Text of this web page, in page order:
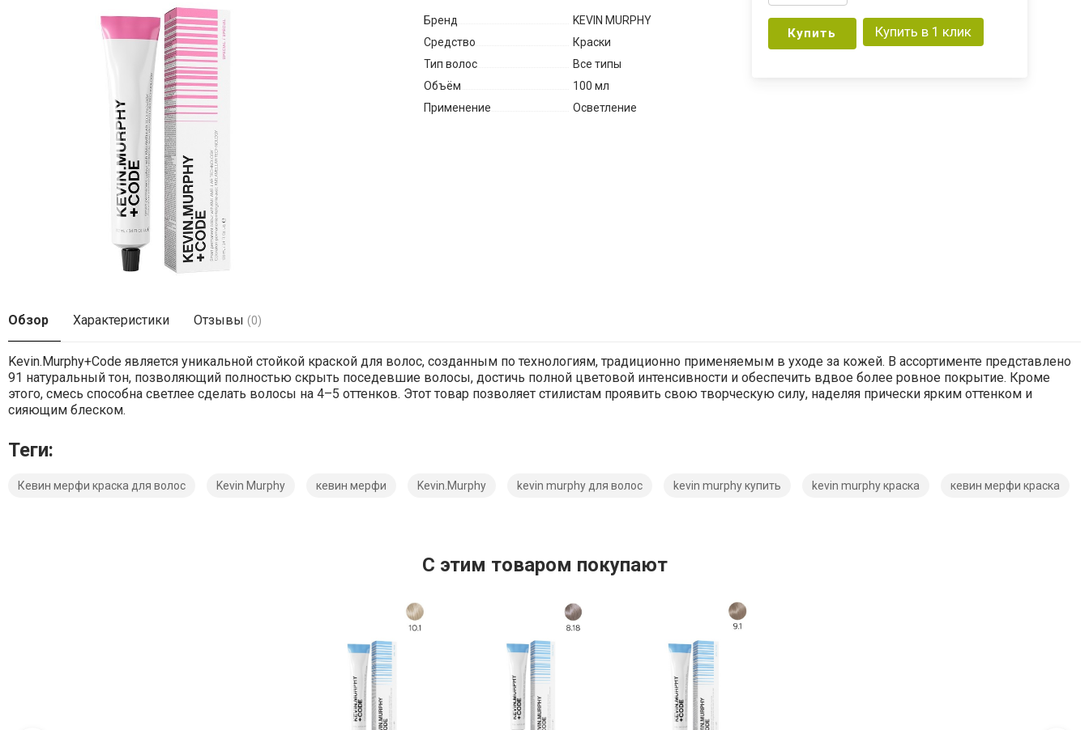
Бренд
KEVIN MURPHY
Средство
Краски
Тип волос
Все типы
Объём
100 мл
Применение
Осветление
Купить Купить в 1 клик
Обзор Характеристики Отзывы (0)
Kevin.Murphy+Code является уникальной стойкой краскойдля волос, созданным по технологиям, традиционно применяемымв уходе за кожей. В ассортименте представлено
91 натуральный тон, позволяющий полностью скрыть поседевшие волосы, достичь полной цветовой интенсивностии обеспечить вдвое более ровное покрытие. Кроме
этого, смесь способна светлее сделать волосы на 4–5 оттенков. Этот товар позволяет стилистам проявить свою творческую силу, наделяя прически ярким оттенкоми
сияющим блеском.
Теги:
Кевин мерфи краска для волос Kevin Murphy кевин мерфи Kevin.Murphy kevin murphy для волос kevin murphy купить kevin murphy краска кевин мерфи краска
C этим товаром покупают